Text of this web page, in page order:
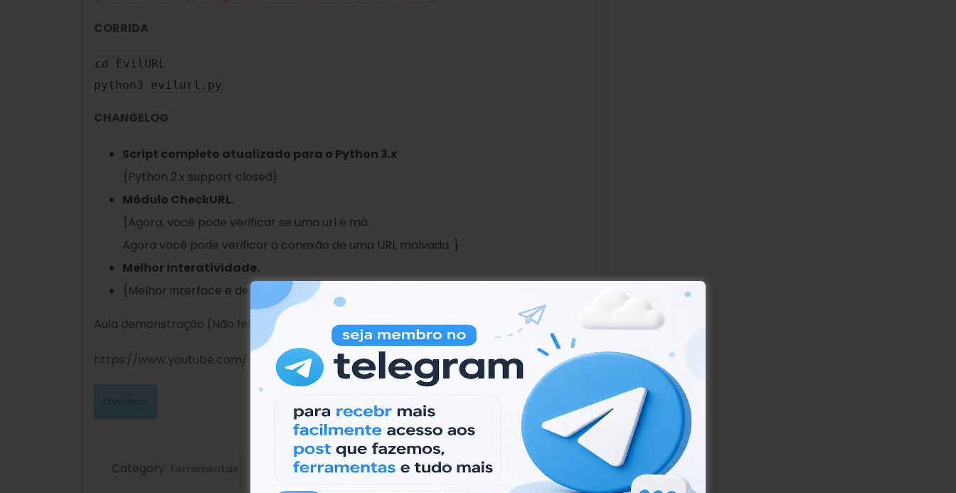
CORRIDA
cd EvilURL
python3 evilurl.py
CHANGELOG
Script completo atualizado para o Python 3.x
{Python 2.x support closed}
Módulo CheckURL.
{Agora, você pode verificar se uma url é má.
Agora você pode verificar a conexão de uma URL malvada. }
Melhor interatividade.
{Melhor interface e design. }
Aula demonstração (Não feita por mim)
https://www.youtube.com/watch?v=ug5ZuezbD3c
Download
Category: